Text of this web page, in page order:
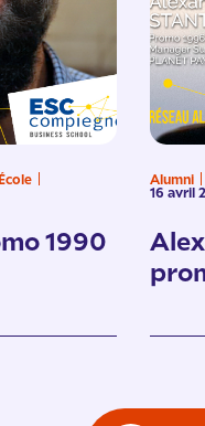
1990
Alumni
16 avril